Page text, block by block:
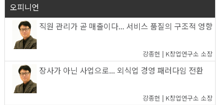
오피니언
직원 관리가 곧 매출이다... 서비스 품질의 구조적 영향
강종헌 | K창업연구소 소장
장사가 아닌 사업으로... 외식업 경영 패러다임 전환
강종헌 | K창업연구소 소장